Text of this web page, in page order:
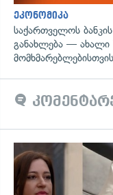
ეკონომიკა
საქართველოს
განახლება — ახალი
მომხმარებლებისთვის